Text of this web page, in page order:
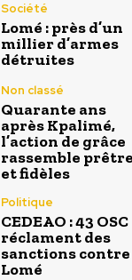
Société
Lomé : près d’un
millier d’armes
détruites
Non classé
Quarante ans
après Kpalimé,
l’action de grâce
rassemble
et fidèles
Politique
CEDEAO : 43 OSC
réclament des
sanctions contre
Lomé